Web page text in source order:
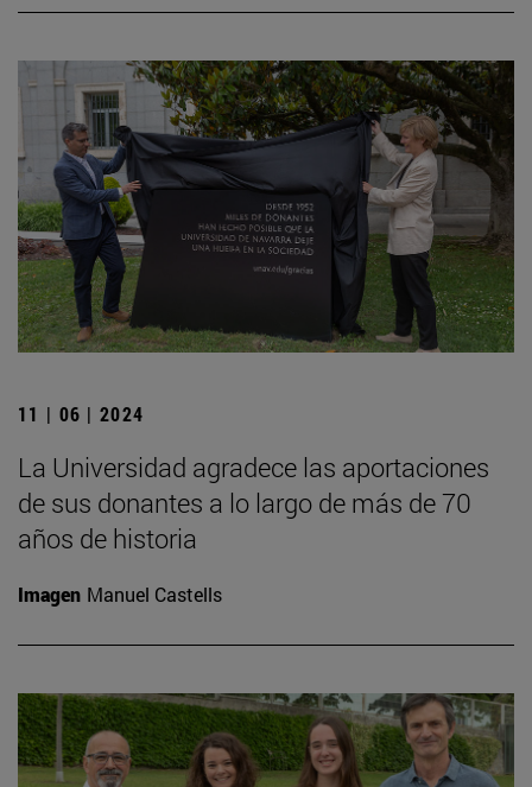
11 | 06 | 2024
La Universidad agradece las aportaciones
de sus donantes a lo largo de más de 70
años de historia
Imagen Manuel Castells